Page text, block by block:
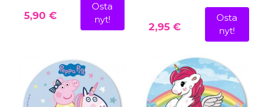
5,90 €
Osta
nyt!
2,95 €
Osta
nyt!